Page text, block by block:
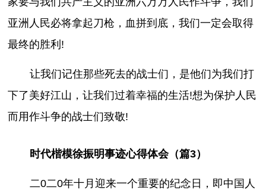
亚洲人民必将拿起刀枪，血拼到底，我们一定会取得
最终的胜利!
让我们记住那些死去的战士们，是他们为我们打
下了美好江山，让我们过着幸福的生活!想为保护人民
而用作斗争的战士们致敬!
时代楷模徐振明事迹心得体会（篇3）
二0二0年十月迎来一个重要的纪念日，即中国人